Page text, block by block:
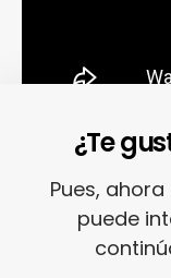
3. THE
¿Te
Pues,
puede